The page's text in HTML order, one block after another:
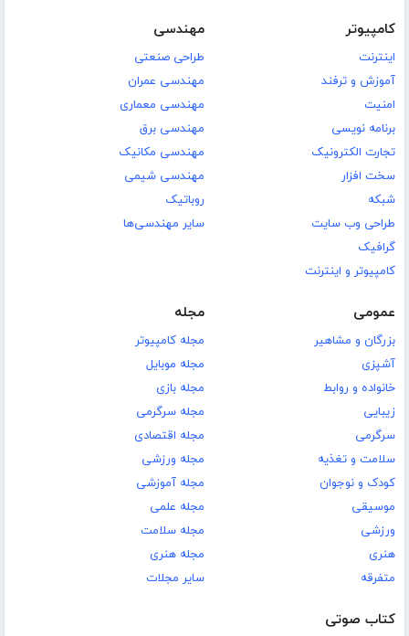
کامپیوتر
اینترنت
آموزش و ترفند
امنیت
برنامه نویسی
تجارت الکترونیک
سخت افزار
شبکه
طراحی وب سایت
گرافیک
کامپیوتر و اینترنت
مهندسی
طراحی صنعتی
مهندسی عمران
مهندسی معماری
مهندسی برق
مهندسی مکانیک
مهندسی شیمی
روباتیک
سایر مهندسی‌ها
عمومی
بزرگان و مشاهیر
آشپزی
خانواده و روابط
زیبایی
سرگرمی
سلامت و تغذیه
کودک و نوجوان
موسیقی
ورزشی
هنری
متفرقه
مجله
مجله کامپیوتر
مجله موبایل
مجله بازی
مجله سرگرمی
مجله اقتصادی
مجله ورزشی
مجله آموزشی
مجله علمی
مجله سلامت
مجله هنری
سایر مجلات
کتاب صوتی